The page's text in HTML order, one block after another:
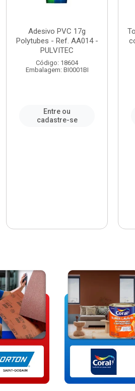
Adesivo PVC 17g
Polytubes - Ref. AA014 -
PULVITEC
Código: 18604
Embalagem: BI0001BI
Entre ou
cadastre-se